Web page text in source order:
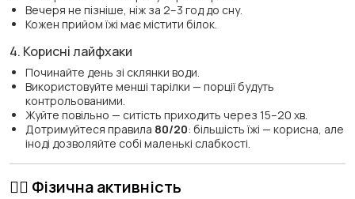
Вечеря не пізніше, ніж за 2–3 год до сну.
Кожен прийом їжі має містити білок.
4. Корисні лайфхаки
Починайте день зі склянки води.
Використовуйте менші тарілки — порції будуть
контрольованими.
Жуйте повільно — ситість приходить через 15–20 хв.
Дотримуйтеся правила 80/20: більшість їжі — корисна, але
іноді дозволяйте собі маленькі слабкості.
🏋️‍♀️ Фізична активність